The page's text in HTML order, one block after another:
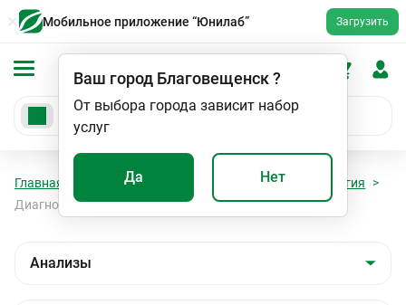
Мобильное приложение “Юнилаб” Загрузить
Ваш город Благовещенск?
От выбора города зависит набор
услуг
Да Нет
Главная Анализы
Иммуноаллергология
Диагностика пищевой непереносимости